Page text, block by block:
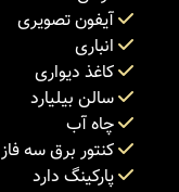
آیفون تصویری
انباری
کاغذ دیواری
سالن بیلیارد
چاه آب
کنتور برق سه فاز
پارکینگ دارد